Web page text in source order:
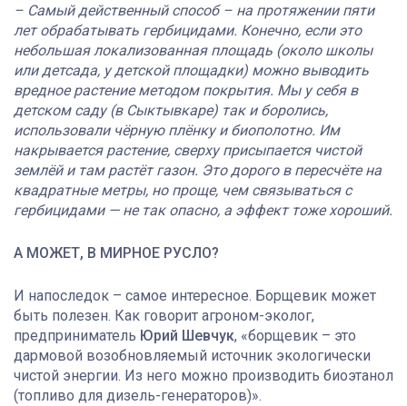
– Самый действенный способ – на протяжении пяти
лет обрабатывать гербицидами. Конечно, если это
небольшая локализованная площадь (около школы
или детсада, у детской площадки) можно выводить
вредное растение методом покрытия. Мы у себя в
детском саду (в Сыктывкаре) так и боролись,
использовали чёрную плёнку и биополотно. Им
накрывается растение, сверху присыпается чистой
землёй и там растёт газон. Это дорого в пересчёте на
квадратные метры, но проще, чем связываться с
гербицидами — не так опасно, а эффект тоже хороший.
А МОЖЕТ, В МИРНОЕ РУСЛО?
И напоследок – самое интересное. Борщевик может
быть полезен. Как говорит агроном-эколог,
предприниматель Юрий Шевчук, «борщевик – это
дармовой возобновляемый источник экологически
чистой энергии. Из него можно производить биоэтанол
(топливо для дизель-генераторов)».